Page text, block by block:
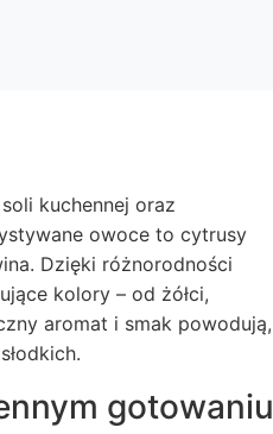
kuchennej oraz
owoce to cytrusy
Dzięki różnorodności
kolory – od żółci,
aromat i smak powodują,
gotowaniu